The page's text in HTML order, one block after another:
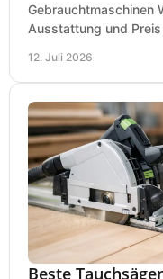
Gebrauchtmaschinen
Ausstattung und
12. Juli 2026
Beste